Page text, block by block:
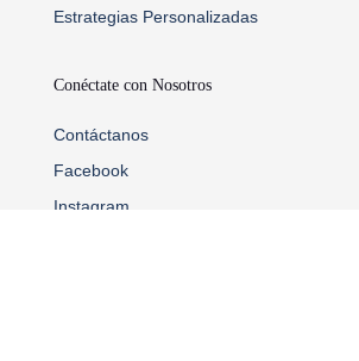
Estrategias Personalizadas
Conéctate con Nosotros
Contáctanos
Facebook
Instagram